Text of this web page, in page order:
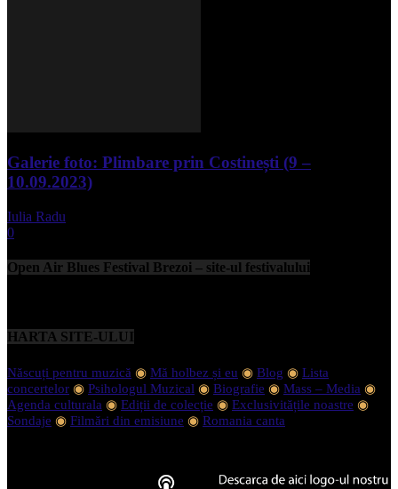
Galerie foto: Plimbare prin Costinești (9 –
10.09.2023)
Iulia Radu
0
Open Air Blues Festival Brezoi – site-ul festivalului
HARTA SITE-ULUI
Născuți pentru muzică ◉ Mă holbez și eu ◉ Blog ◉ Lista
concertelor ◉ Psihologul Muzical ◉ Biografie ◉ Mass – Media ◉
Agenda culturala ◉ Ediții de colecție ◉ Exclusivitățile noastre ◉
Sondaje ◉ Filmări din emisiune ◉ Romania canta